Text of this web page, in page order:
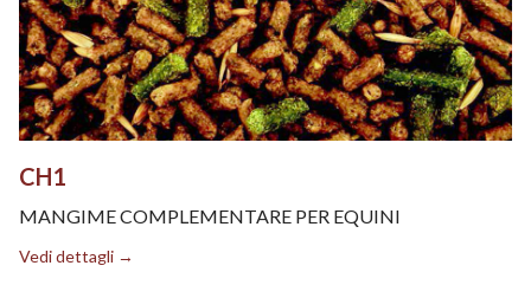
CH1
MANGIME COMPLEMENTARE PER EQUINI
Vedi dettagli →